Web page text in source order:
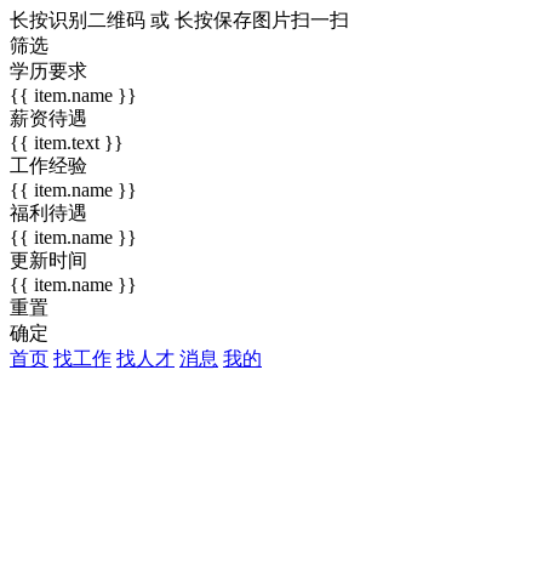
长按识别二维码 或 长按保存图片扫一扫
筛选
学历要求
{{ item.name }}
薪资待遇
{{ item.text }}
工作经验
{{ item.name }}
福利待遇
{{ item.name }}
更新时间
{{ item.name }}
重置
确定
首页 找工作 找人才 消息 我的